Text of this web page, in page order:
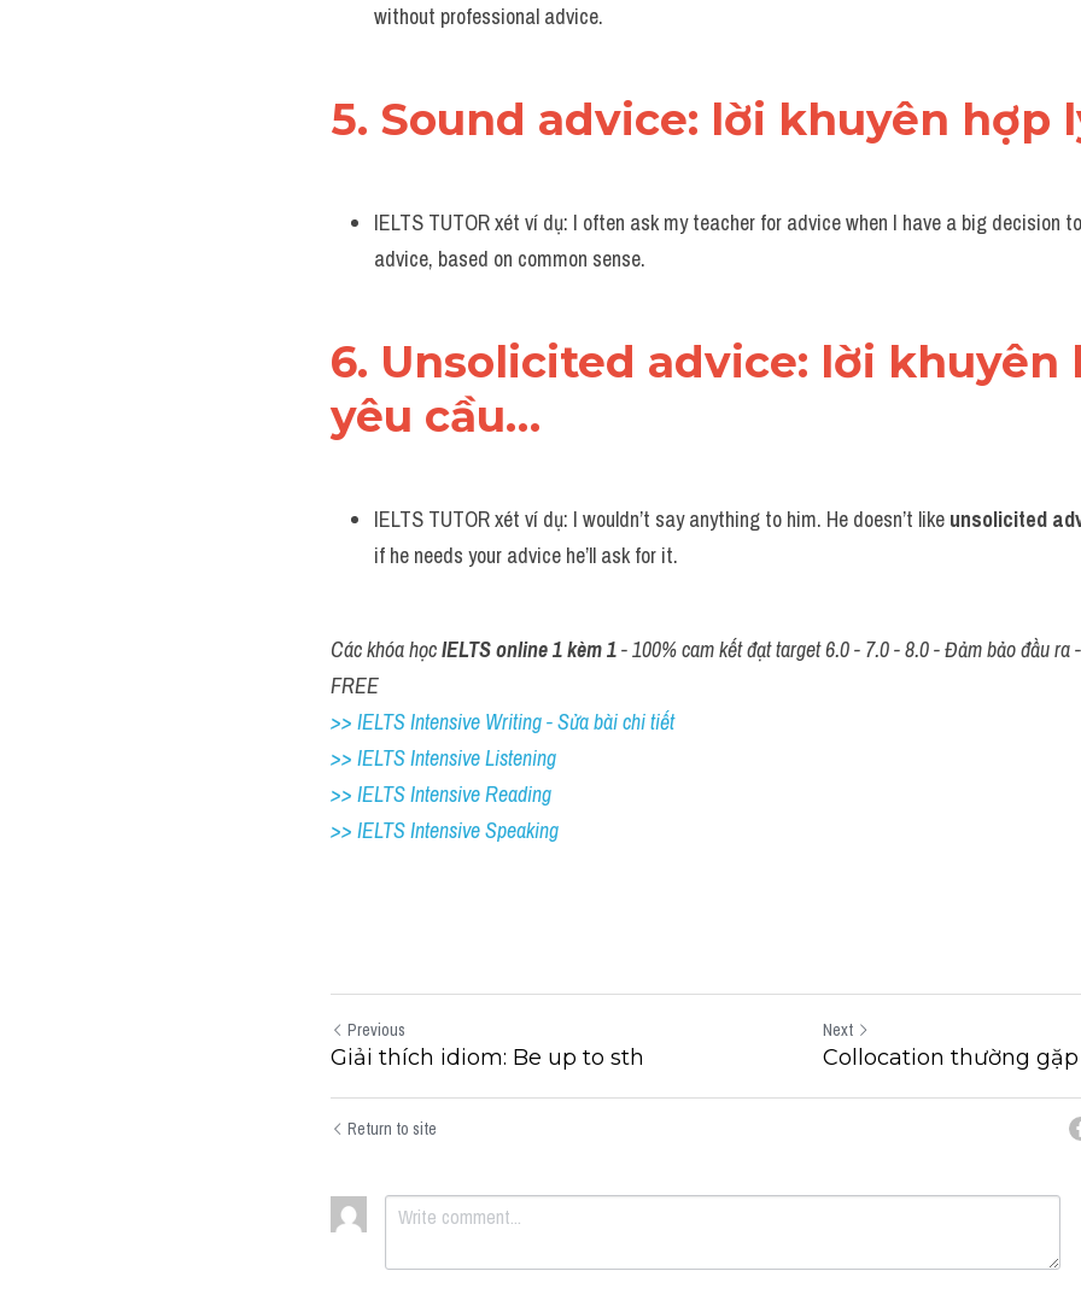
without professional advice.
5. Sound advice: lời khuyên hợp
IELTS TUTOR xét ví dụ: I often ask my teacher for advice when I have a big decision
advice, based on common sense.
6. Unsolicited advice: lời khuyên
yêu cầu…
IELTS TUTOR xét ví dụ: I wouldn’t say anything to him. He doesn’t like unsolicited
if he needs your advice he’ll ask for it.
Các khóa học IELTS online 1 kèm 1 - 100% cam kết đạt target 6.0 - 7.0 - 8.0 - Đảm bảo đầu ra
FREE
>> IELTS Intensive Writing - Sửa bài chi tiết
>> IELTS Intensive Listening
>> IELTS Intensive Reading
>> IELTS Intensive Speaking
Previous
Giải thích idiom: Be up to sth
Next
Collocation thường
Return to site